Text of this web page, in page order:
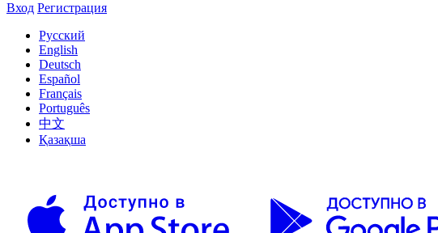
Вход Регистрация
Русский
English
Deutsch
Español
Français
Português
中文
Қазақша